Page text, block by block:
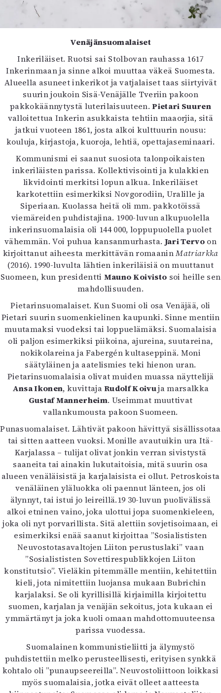
Venäjänsuomalaiset
Inkeriläiset. Ruotsi sai Stolbovan rauhassa 1617
Inkerinmaan ja sinne alkoi muuttaa väkeä Suomesta.
Alueella asuneet inkerikot ja vatjalaiset taas siirtyivät
suurin joukoin Sisä-Venäjälle Tveriin pakoon
pakkokäännytystä luterilaisuuteen.Pietari Suuren
valloitettua Inkerin asukkaista tehtiin maaorjia, sitä
jatkui vuoteen 1861, josta alkoi kulttuurin nousu:
kouluja, kirjastoja, kuoroja, lehtiä, opettajaseminaari.
Kommunismi ei saanut suosiota talonpoikaisten
inkeriläisten parissa. Kollektivisointi ja kulakkien
likvidointi merkitsi lopun alkua. Inkeriläiset
karkotettiin esimerkiksi Novgorodiin, Uralille ja
Siperiaan. Kuolassa heitä oli mm. pakkotöissä
viemäreiden puhdistajina. 1900-luvun alkupuolella
inkerinsuomalaisia oli 144 000, loppupuolella puolet
vähemmän. Voi puhua kansanmurhasta. Jari Tervoon
kirjoittanut aiheesta merkittävän romaaninMatriarkka
(2016). 1990-luvulta lähtien inkeriläisiä on muuttanut
Suomeen, kun presidentti Mauno Koivisto soi heille sen
mahdollisuuden.
Pietarinsuomalaiset. Kun Suomi oli osa Venäjää, oli
Pietari suurin suomenkielinen kaupunki. Sinne mentiin
muutamaksi vuodeksi tai loppuelämäksi. Suomalaisia
oli paljon esimerkiksi piikoina, ajureina, suutareina,
nokikolareina ja Fabergén kultaseppinä. Moni
säätyläinen ja aatelismies teki hienon uran.
Pietarinsuomalaisia olivat muiden muassa näyttelijä
Ansa Ikonen, kuvittajaRudolf Koivuja marsalkka
Gustaf Mannerheim. Useimmat muuttivat
vallankumousta pakoon Suomeen.
Punasuomalaiset. Lähtivät pakoon hävittyä sisällissotaa
tai sitten aatteen vuoksi. Monille avautuikin ura Itä-
Karjalassa – tulijat olivat jonkin verran sivistystä
saaneita tai ainakin lukutaitoisia, mitä suurin osa
alueen venäläisistä ja karjalaisista ei ollut. Petroskoista
venäläinen yläluokka oli paennut länteen, jos oli
älynnyt, tai istui jo leireillä.19 30-luvun puolivälissä
alkoi etninen vaino, joka ulottui jopa suomenkieleen,
joka oli nyt porvarillista. Sitä alettiin sovjetisoimaan, ei
esimerkiksi enää saanut kirjoittaa ”Sosialististen
Neuvostotasavaltojen Liiton perustuslaki” vaan
”Sosialististen Sovettirespublikkojen Liiton
konstitutsio”. Vieläkin pitemmälle mentiin, kehitettiin
kieli, jota nimitettiin luojansa mukaan Bubrichin
karjalaksi. Se oli kyrillisillä kirjaimilla kirjoitettu
suomen, karjalan ja venäjän sekoitus, jota kukaan ei
ymmärtänyt ja joka kuoli omaan mahdottomuuteensa
parissa vuodessa.
Suomalainen kommunistieliitti ja älymystö
puhdistettiin melko perusteellisesti, erityisen synkkä
kohtalo oli ”punaupseereilla”. Neuvostoliittoon loikkasi
myös suomalaisia, jotka eivät olleet aatteesta